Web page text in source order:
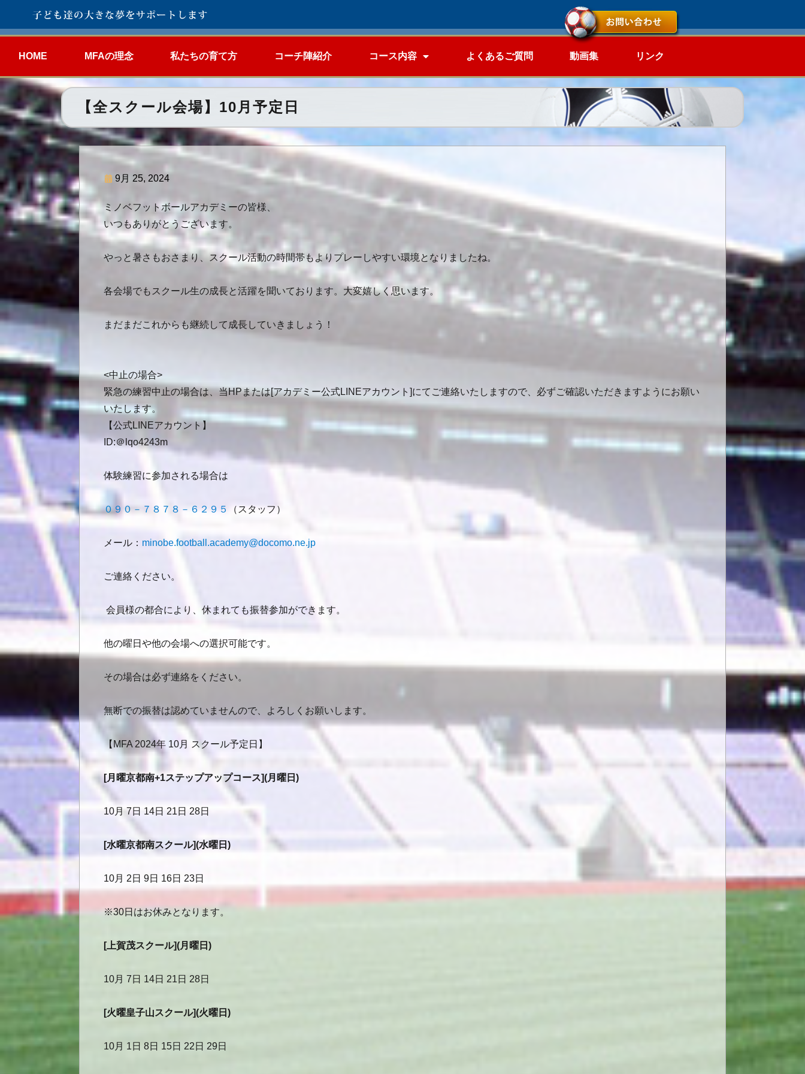
HOME MFAの理念 私たちの育て方 コーチ陣紹介 コース内容 よくあるご質問 動画集 リンク
【全スクール会場】10月予定日
9月 25, 2024
ミノベフットボールアカデミーの皆様、
いつもありがとうございます。
やっと暑さもおさまり、スクール活動の時間帯もよりプレーしやすい環境となりましたね。
各会場でもスクール生の成長と活躍を聞いております。大変嬉しく思います。
まだまだこれからも継続して成長していきましょう！
<中止の場合>
緊急の練習中止の場合は、当HPまたは[アカデミー公式LINEアカウント]にてご連絡いたしますので、必ずご確認いただきますようにお願い
いたします。
【公式LINEアカウント】
ID:＠lqo4243m
体験練習に参加される場合は
０９０－７８７８－６２９５ （スタッフ）
メール： minobe.football.academy@docomo.ne.jp
ご連絡ください。
会員様の都合により、休まれても振替参加ができます。
他の曜日や他の会場への選択可能です。
その場合は必ず連絡をください。
無断での振替は認めていませんので、よろしくお願いします。
【MFA 2024年 10月 スクール予定日】
[月曜京都南+1ステップアップコース](月曜日)
10月 7日 14日 21日 28日
[水曜京都南スクール](水曜日)
10月 2日 9日 16日 23日
※30日はお休みとなります。
[上賀茂スクール](月曜日)
10月 7日 14日 21日 28日
[火曜皇子山スクール](火曜日)
10月 1日 8日 15日 22日 29日